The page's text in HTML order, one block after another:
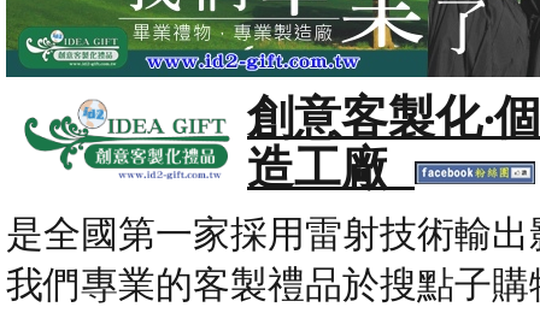
創意客製化‧
造工廠
是全國第一家採用雷射技術輸
我們專業的客製禮品於搜點子